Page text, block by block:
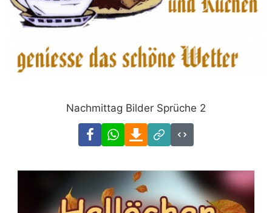
Nachmittag Bilder Sprüche 2
FacebookWhatsAppDownload
Link
Code